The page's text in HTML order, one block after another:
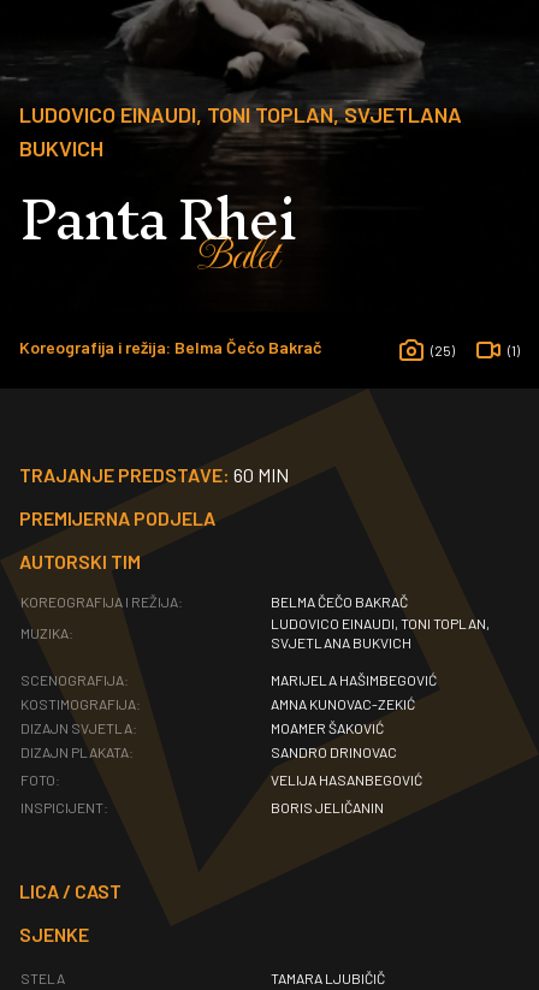
LUDOVICO EINAUDI, TONI TOPLAN, SVJETLANA
BUKVICH
Panta Rhei
Balet
Koreografija i režija: Belma Čečo Bakrač (25) (1)
TRAJANJE PREDSTAVE: 60 MIN
PREMIJERNA PODJELA
AUTORSKI TIM
KOREOGRAFIJA I REŽIJA:
BELMA ČEČO BAKRAČ
MUZIKA:
LUDOVICO EINAUDI, TONI TOPLAN,
SVJETLANA BUKVICH
SCENOGRAFIJA:
MARIJELA HAŠIMBEGOVIĆ
KOSTIMOGRAFIJA:
AMNA KUNOVAC-ZEKIĆ
DIZAJN SVJETLA:
MOAMER ŠAKOVIĆ
DIZAJN PLAKATA:
SANDRO DRINOVAC
FOTO:
VELIJA HASANBEGOVIĆ
INSPICIJENT:
BORIS JELIČANIN
LICA / CAST
SJENKE
STELA
TAMARA LJUBIČIČ